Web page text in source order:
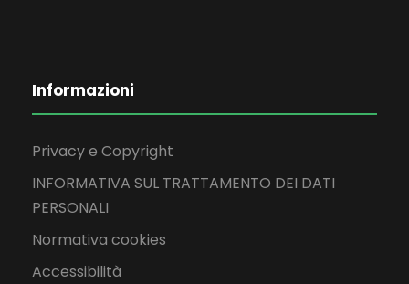
Informazioni
Privacy e Copyright
INFORMATIVA SUL TRATTAMENTO DEI DATI
PERSONALI
Normativa cookies
Accessibilità